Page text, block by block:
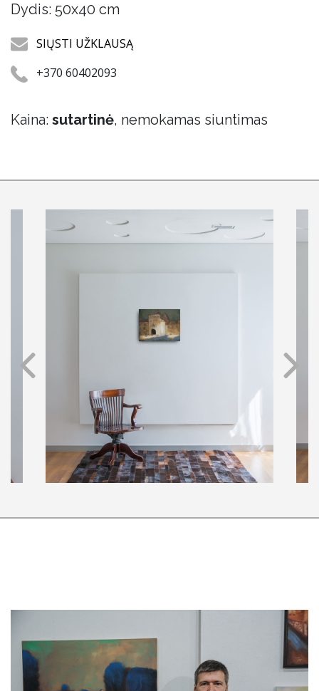
Dydis: 50x40 cm
SIŲSTI UŽKLAUSĄ
+370 60402093
Kaina: sutartinė, nemokamas siuntimas